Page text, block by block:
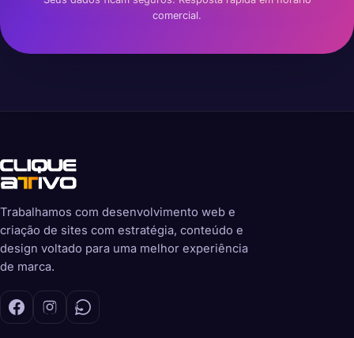
comercial.
Trabalhamos com desenvolvimento web e
criação de sites com estratégia, conteúdo e
design voltado para uma melhor experiência
de marca.